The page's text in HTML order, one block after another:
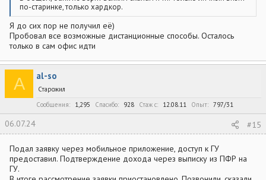
по-старинке, только хардкор.
Я до сих пор не получил её)
Пробовал все возможные дистанционные способы. Осталось
только в сам офис идти
A al-so
Старожил
Сообщения
1,295 Спасибо 928 Стаж c 12.08.11 Опыт 797/31
06.07.24 #15
Подал заявку через мобильное приложение, доступ к ГУ
предоставил. Подтверждение дохода через выписку из ПФР на
ГУ.